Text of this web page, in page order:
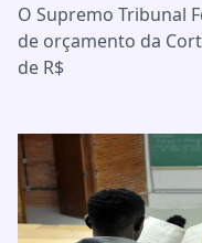
O Supremo Tribunal
de orçamento da
de R$